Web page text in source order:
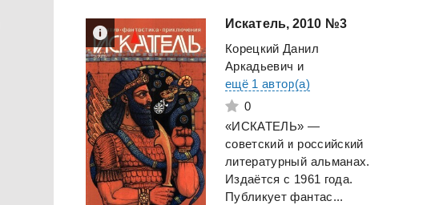
Искатель, 2010 №3
Корецкий Данил
Аркадьевич и
ещё 1 автор(а)
0
«ИСКАТЕЛЬ» —
советский и российский
литературный альманах.
Издаётся с 1961 года.
Публикует фантас...